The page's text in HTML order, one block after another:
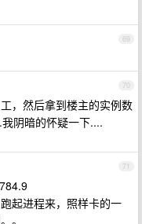
69
70
，然后拿到楼主的实例数
阴暗的怀疑一下....
71
起进程来，照样卡的一
。